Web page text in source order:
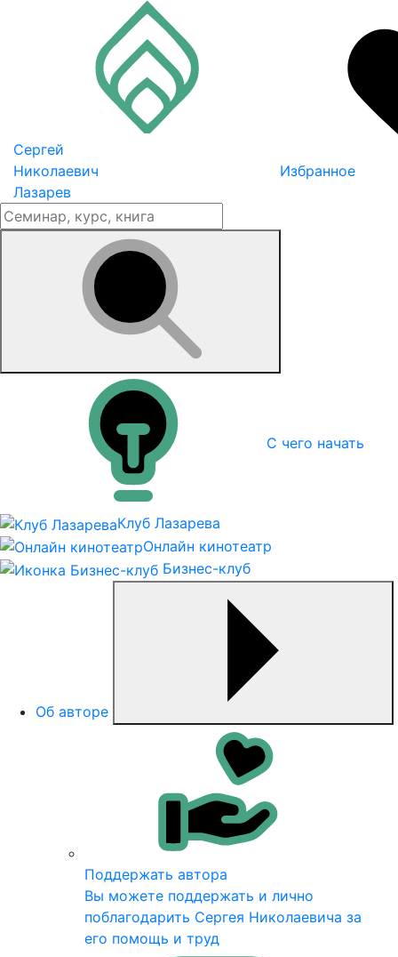
Сергей
Николаевич
Лазарев
Избранное
С чего начать
Клуб Лазарева
Онлайн кинотеатр
Бизнес-клуб
Об авторе
Поддержать автора
Вы можете поддержать и лично
поблагодарить Сергея Николаевича за
его помощь и труд